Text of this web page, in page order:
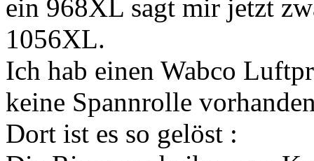
ein 968XL sagt mir jetzt
1056XL.
Ich hab einen Wabco
keine Spannrolle
Dort ist es so gelöst :